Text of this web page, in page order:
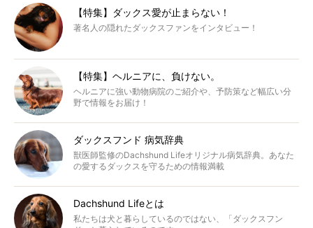
【特集】ダックス愛が止まらない！
著名人の隠れたダックスファンをインタビュー！
【特集】ヘルニアに、負けない。
ヘルニアに強い動物病院のご紹介や、予防策など幅広い分
野で情報をお届け！
ダックスフンド 病気辞典
獣医師監修のDachshund Lifeオリジナル病気辞典。あなた
の愛するダックスを守るための情報満載
Dachshund Lifeとは
私たちは犬と暮らしているのではない、「ダックスフン